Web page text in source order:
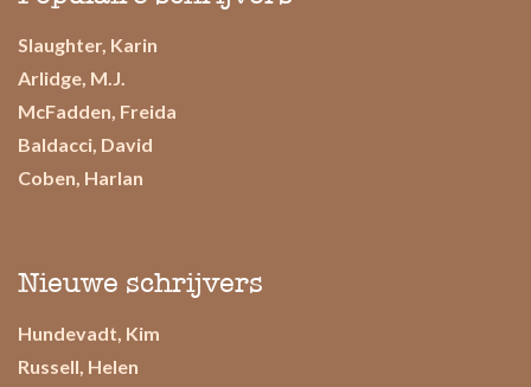
Slaughter, Karin
Arlidge, M.J.
McFadden, Freida
Baldacci, David
Coben, Harlan
Nieuwe schrijvers
Hundevadt, Kim
Russell, Helen